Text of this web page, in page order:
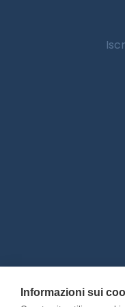
Informazioni sui